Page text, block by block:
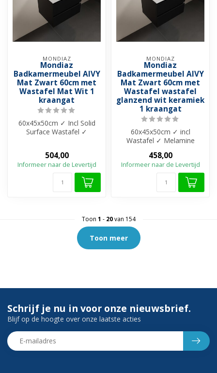
MONDIAZ
Mondiaz
Badkamermeubel AIVY
Mat Zwart 60cm met
Wastafel Mat Wit 1
kraangat
60x45x50cm ✓ Incl Solid
Surface Wastafel ✓
504,00
Informeer naar de Levertijd
MONDIAZ
Mondiaz
Badkamermeubel AIVY
Mat Zwart 60cm met
Wastafel wastafel
glanzend wit keramiek
1 kraangat
60x45x50cm ✓ incl
Wastafel ✓ Melamine
4 kleuren ✓ Mat...
458,00
Informeer naar de Levertijd
Toon 1 - 20van 154
Toon meer
Schrijf je nu in voor onze nieuwsbrief.
Blijf op de hoogte over onze laatste acties